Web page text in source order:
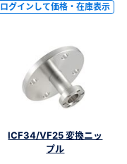
ログインして価格・在庫表示
ICF34/VF25 変換ニッ
プル